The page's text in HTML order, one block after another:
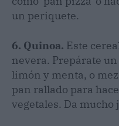
un periquete.
6. Quinoa. Este
nevera. Prepárate
limón y menta, o
pan rallado para
vegetales. Da mucho